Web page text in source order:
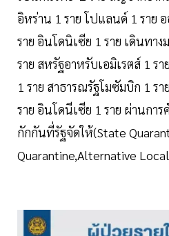
อิหร่าน 1 ราย โปแลนด์ 1 ราย อ
ราย อินโดนิเซีย 1 ราย เดินทา
ราย สหรัฐอาหรับเอมิเรตส์ 1 ร
1 ราย สาธารณรัฐโมซัมบิก 1 ร
ราย อินโดนีเซีย 1 ราย ผ่านกา
กักกันที่รัฐจัดให้(State
Quarantine,Alternative